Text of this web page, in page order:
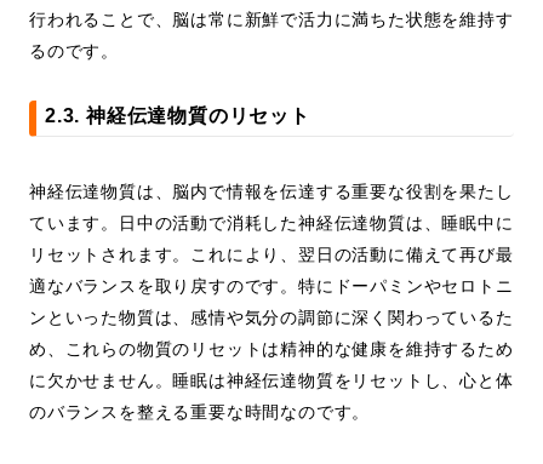
行われることで、脳は常に新鮮で活力に満ちた状態を維持す
るのです。
2.3. 神経伝達物質のリセット
神経伝達物質は、脳内で情報を伝達する重要な役割を果たし
ています。日中の活動で消耗した神経伝達物質は、睡眠中に
リセットされます。これにより、翌日の活動に備えて再び最
適なバランスを取り戻すのです。特にドーパミンやセロトニ
ンといった物質は、感情や気分の調節に深く関わっているた
め、これらの物質のリセットは精神的な健康を維持するため
に欠かせません。睡眠は神経伝達物質をリセットし、心と体
のバランスを整える重要な時間なのです。